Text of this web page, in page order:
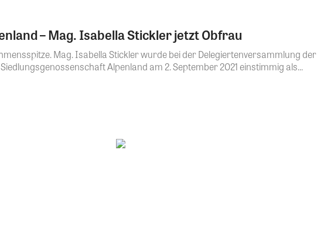
– Mag. Isabella Stickler jetzt Obfrau
Mag. Isabella Stickler wurde bei der Delegiertenversammlung der
Alpenland am 2. September 2021 einstimmig als...